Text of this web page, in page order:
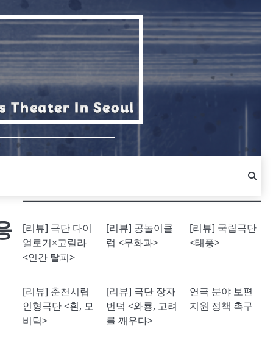
[리뷰] 극단 다이
얼로거×고릴라
<인간 탈피>
[리뷰] 공놀이클
럽 <무화과>
[리뷰] 국립극단
<태풍>
[리뷰] 춘천시립
인형극단 <흰, 모
비딕>
[리뷰] 극단 장자
번덕 <와룡, 고려
를 깨우다>
연극 분야 보편
지원 정책 촉구